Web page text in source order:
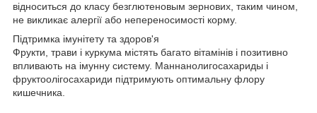
відноситься до класу безглютеновым зернових, таким чином,
не викликає алергії або непереносимості корму.
Підтримка імунітету та здоров'я
Фрукти, трави і куркума містять багато вітамінів і позитивно
впливають на імунну систему. Маннанолигосахариды і
фруктоолігосахариди підтримують оптимальну флору
кишечника.